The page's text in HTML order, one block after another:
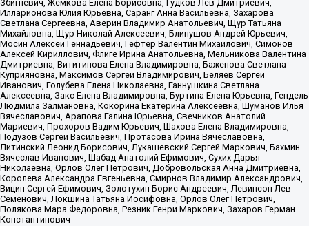
Збигневич, Жемкова Елена Борисовна, Гудков Лев Дмитриевич,
Илларионова Юлия Юрьевна, Саранг Анна Васильевна, Захарова
Светлана Сергеевна, Аверин Владимир Анатольевич, Щур Татьяна
Михайловна, Щур Николай Алексеевич, Блинушов Андрей Юрьевич,
Мосин Алексей Геннадьевич, Гефтер Валентин Михайлович, Симонов
Алексей Кириллович, Флиге Ирина Анатольевна, Мельникова Валентина
Дмитриевна, Вититинова Елена Владимировна, Баженова Светлана
Куприяновна, Максимов Сергей Владимирович, Беляев Сергей
Иванович, Голубева Елена Николаевна, Ганнушкина Светлана
Алексеевна, Закс Елена Владимировна, Буртина Елена Юрьевна, Гендель
Людмила Залмановна, Кокорина Екатерина Алексеевна, Шуманов Илья
Вячеславович, Арапова Галина Юрьевна, Свечников Анатолий
Мариевич, Прохоров Вадим Юрьевич, Шахова Елена Владимировна,
Подузов Сергей Васильевич, Протасова Ирина Вячеславовна,
Литинский Леонид Борисович, Лукашевский Сергей Маркович, Бахмин
Вячеслав Иванович, Шабад Анатолий Ефимович, Сухих Дарья
Николаевна, Орлов Олег Петрович, Добровольская Анна Дмитриевна,
Королева Александра Евгеньевна, Смирнов Владимир Александрович,
Вицин Сергей Ефимович, Золотухин Борис Андреевич, Левинсон Лев
Семенович, Локшина Татьяна Иосифовна, Орлов Олег Петрович,
Полякова Мара Федоровна, Резник Генри Маркович, Захаров Герман
Константинович